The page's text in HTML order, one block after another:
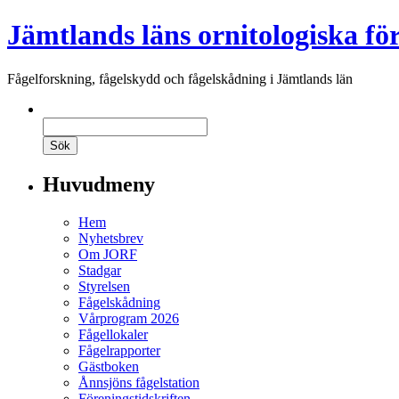
Jämtlands läns ornitologiska
Fågelforskning, fågelskydd och fågelskådning i Jämtlands län
Huvudmeny
Hem
Nyhetsbrev
Om JORF
Stadgar
Styrelsen
Fågelskådning
Vårprogram 2026
Fågellokaler
Fågelrapporter
Gästboken
Ånnsjöns fågelstation